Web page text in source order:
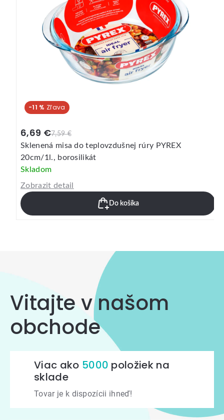
-11 %
7,59 €
6,69 €
Sklenená misa do teplovzdušnej rúry PYREX
20cm/1l., borosilikát
Skladom
Zobrazit detail
Do košíka
Vitajte v našom
obchode
Viac ako 5000 položiek na
sklade
Tovar je k dispozícii ihneď!